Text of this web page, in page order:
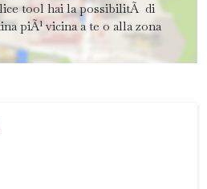
tool hai la possibilitÃ di
piÃ¹ vicina a te o alla zona